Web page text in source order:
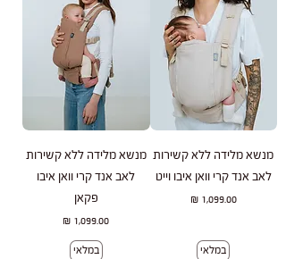
מנשא מלידה ללא קשירות
לאב אנד קרי וואן איבו וייט
מחיר‏1,099.00 ‏₪
במלאי
מנשא מלידה ללא קשירות
לאב אנד קרי וואן איבו
פקאן
מחיר
במלאי